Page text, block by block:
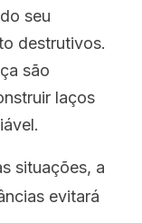
seu
destrutivos.
são
laços
situações, a
evitará